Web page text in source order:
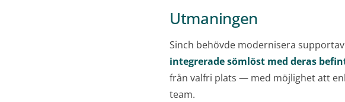
Utmaningen
Sinch behövde modernisera
integrerade sömlöst med deras
från valfri plats — med möjlighet att
team.